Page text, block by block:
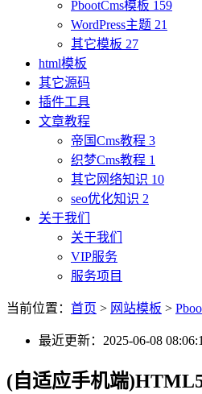
PbootCms模板 159
WordPress主题 21
其它模板 27
html模板
其它源码
插件工具
文章教程
帝国Cms教程 3
织梦Cms教程 1
其它网络知识 10
seo优化知识 2
关于我们
关于我们
VIP服务
服务项目
当前位置： 首页 > 网站模板 >
最近更新：2025-06-08
(自适应手机端